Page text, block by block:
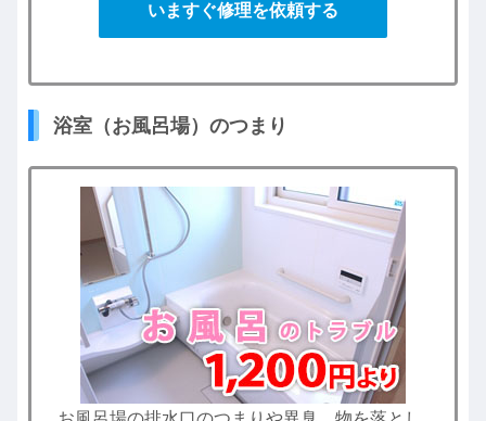
いますぐ修理を依頼する
浴室（お風呂場）のつまり